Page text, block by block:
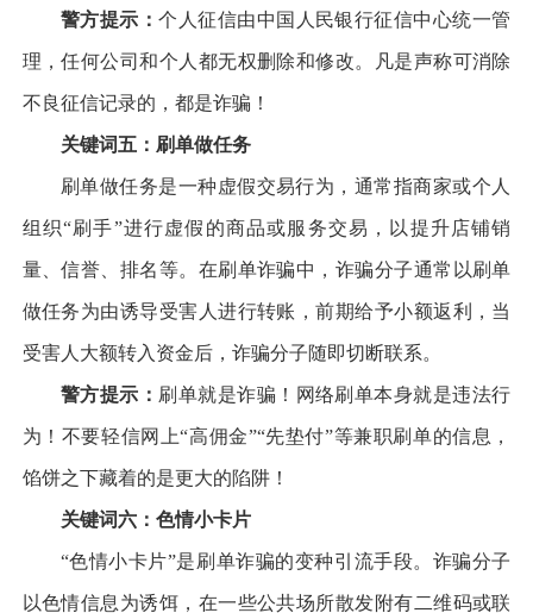
警方提示：个人征信由中国人民银行征信中心统一管
理，任何公司和个人都无权删除和修改。凡是声称可消除
不良征信记录的，都是诈骗！
关键词五：刷单做任务
刷单做任务是一种虚假交易行为，通常指商家或个人
组织“刷手”进行虚假的商品或服务交易，以提升店铺销
量、信誉、排名等。在刷单诈骗中，诈骗分子通常以刷单
做任务为由诱导受害人进行转账，前期给予小额返利，当
受害人大额转入资金后，诈骗分子随即切断联系。
警方提示： 刷单就是诈骗！网络刷单本身就是违法行
为！不要轻信网上“高佣金”“先垫付”等兼职刷单的信息，
馅饼之下藏着的是更大的陷阱！
关键词六：色情小卡片
“色情小卡片”是刷单诈骗的变种引流手段。诈骗分子
以色情信息为诱饵，在一些公共场所散发附有二维码或联